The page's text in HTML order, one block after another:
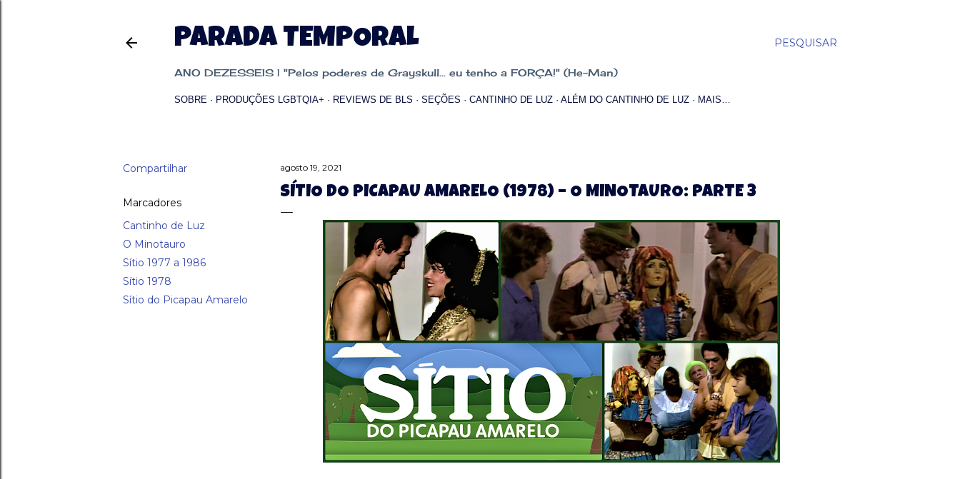
PESQUISAR
PARADA TEMPORAL
ANO DEZESSEIS | "Pelos poderes de Grayskull... eu tenho a FORÇA!" (He-Man)
SOBRE PRODUÇÕES LGBTQIA+ REVIEWS DE BLS SEÇÕES CANTINHO DE LUZ ALÉM DO CANTINHO DE LUZ MAIS…
Compartilhar
Marcadores
Cantinho de Luz
O Minotauro
Sítio 1977 a 1986
Sítio 1978
Sítio do Picapau Amarelo
agosto 19, 2021
SÍTIO DO PICAPAU AMARELO (1978) – O MINOTAURO: PARTE 3